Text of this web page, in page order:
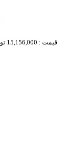
قیمت : 15,156,000 تومان